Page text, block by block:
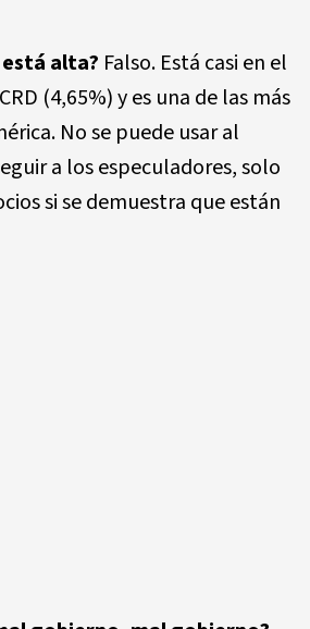
alta? Falso. Está casi en el
(4,65%) y es una de las más
No se puede usar al
a los especuladores, solo
si se demuestra que están